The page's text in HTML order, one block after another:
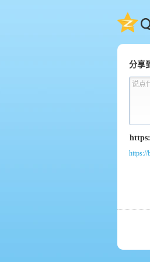
QQ
分享
说点
https://